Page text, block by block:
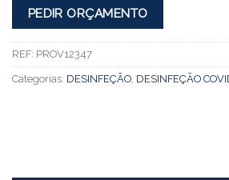
PEDIR ORÇAMENTO
REF: PROV12347
Categorias: DESINFEÇÃO DESINFEÇÃO